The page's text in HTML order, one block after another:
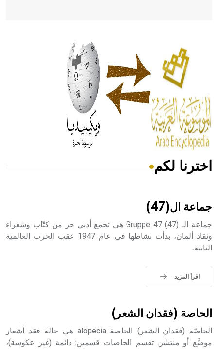
الحكم، الأدلة، تنظيم التغذية، ورسالته في جروح الرأس. ويعود
له الفضل بأنه حرر الطب من الدين والفلسفة.
- هل تعلم أن المرجان إفراز حيواني يتكون في البحر ويتركب
من مادة كربونات الكلسيوم، وهو أحمر أو شديد الحمرة وهو
أجود أنواعه، ويمتاز بكبر الحجم ويسمى الش
هل تعلم أن الأبسيد كلمة فرنسية اللفظ تم اعتمادها مصطلحاً
التاسع، وهم ينتسبون إلى أسرة أوسروين
sign تكتب منفصلة غير متصلة، وتعتمد المبدأ الأكوروفوني،
حيث تقتصر القيمة الصوتية للعلامة الك
اخترنا لكم
جماعة ال(47)
جماعة الـ (47) Gruppe 47 هي تجمع أدبي حر من كتّاب وشعراء
ونقاد ألمان، بدأت نشاطها في عام 1947 عقب الحرب العالمية
الثانية،
اقرأ المزيد
الحاصة (فقدان الشعر)
الحاصّة (فقدان الشعر) الحاصة alopecia هي حالة فقد أشعار
موضَّع أو منتشر. تقسم الحاصات قسمين: دائمة (غير عكوسة)،